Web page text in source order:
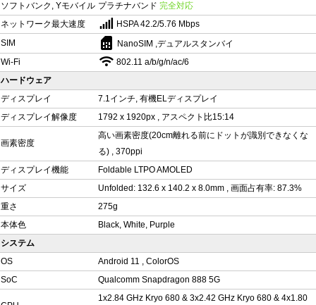
ソフトバンク, Yモバイル プラチナバンド 完全対応
ネットワーク最大速度
HSPA 42.2/5.76 Mbps
SIM
sim_card NanoSIM ,デュアルスタンバイ
Wi-Fi
802.11 a/b/g/n/ac/6
ハードウェア
ディスプレイ
7.1インチ, 有機ELディスプレイ
ディスプレイ解像度
1792 x 1920px , アスペクト比15:14
画素密度
高い画素密度(20cm離れる前にドットが識別できなくな
る) , 370ppi
ディスプレイ機能
Foldable LTPO AMOLED
サイズ
Unfolded: 132.6 x 140.2 x 8.0mm , 画面占有率: 87.3%
重さ
275g
本体色
Black, White, Purple
システム
OS
Android 11 , ColorOS
SoC
Qualcomm Snapdragon 888 5G
1x2.84 GHz Kryo 680 & 3x2.42 GHz Kryo 680 & 4x1.80